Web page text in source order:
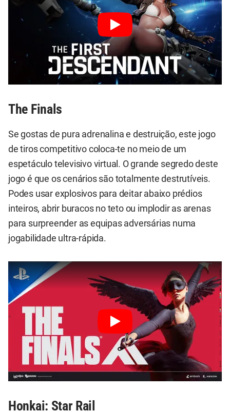
The Finals
Se gostas de pura adrenalina e destruição, este jogo
de tiros competitivo coloca-te no meio de um
espetáculo televisivo virtual. O grande segredo deste
jogo é que os cenários são totalmente destrutíveis.
Podes usar explosivos para deitar abaixo prédios
inteiros, abrir buracos no teto ou implodir as arenas
para surpreender as equipas adversárias numa
jogabilidade ultra-rápida.
Honkai: Star Rail